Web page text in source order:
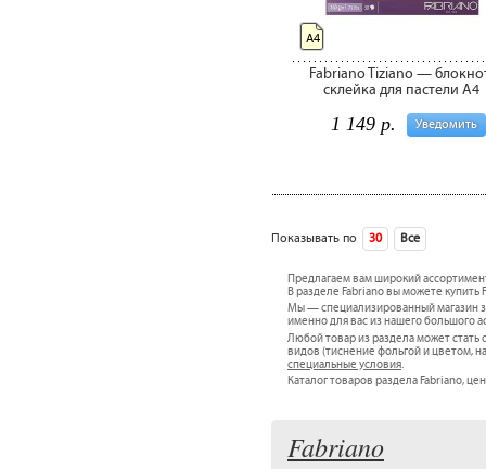
Fabriano Tiziano —
склейка для пастели A4
Уведомить
1 149 р.
А4
Показывать по 30 Все
Предлагаем вам широкий
В разделе Fabriano вы можете купить
Мы — специализированный магазин
именно для вас из нашего большого
Любой товар из раздела может
видов (тиснение фольгой и цветом,
специальные условия.
Каталог товаров раздела Fabriano,
Fabriano